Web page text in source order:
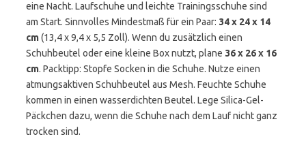
eine Nacht. Laufschuhe und leichte Trainingsschuhe sind
am Start. Sinnvolles Mindestmaß für ein Paar: 34 x 24 x 14
cm(13,4 x 9,4 x 5,5 Zoll). Wenn du zusätzlich einen
Schuhbeutel oder eine kleine Box nutzt, plane 36 x 26 x 16
cm. Packtipp: Stopfe Socken in die Schuhe. Nutze einen
atmungsaktiven Schuhbeutel aus Mesh. Feuchte Schuhe
kommen in einen wasserdichten Beutel. Lege Silica-Gel-
Päckchen dazu, wenn die Schuhe nach dem Lauf nicht ganz
trocken sind.